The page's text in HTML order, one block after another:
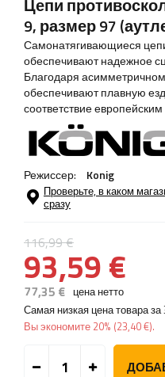
Цепи
9, размер 97
Самонатягивающиеся цепи
обеспечивают надежное
Благодаря
обеспечивают плавную
соответствие
Режиссер: Konig
Проверьте, в каком
сразу
116,99 €
93,59 €
77,35 € цена нетто
Самая низкая цена товара
Вы экономите 20% (23,40 €).